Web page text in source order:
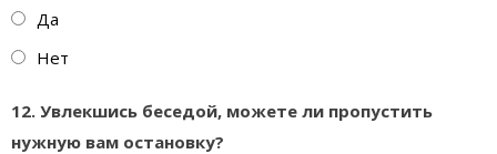
Да
Нет
12. Увлекшись беседой, можете ли пропустить
нужную вам остановку?